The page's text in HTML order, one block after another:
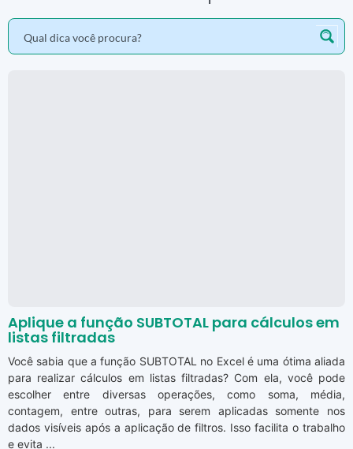
Aplique a função SUBTOTAL para cálculos em
listas filtradas
Você sabia que a função SUBTOTAL no Excel é uma ótima aliada
para realizar cálculos em listas filtradas? Com ela, você pode
escolher entre diversas operações, como soma, média,
contagem, entre outras, para serem aplicadas somente nos
dados visíveis após a aplicação de filtros. Isso facilita o trabalho
e evita ...